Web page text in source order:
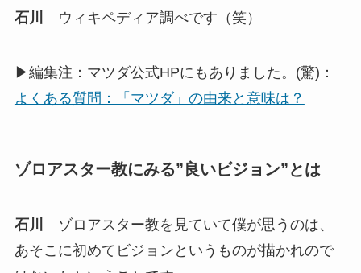
石川 ウィキペディア調べです（笑）
▶︎編集注：マツダ公式HPにもありました。(驚)：
よくある質問：「マツダ」の由来と意味は？
ゾロアスター教にみる”良いビジョン”とは
石川
ゾロアスター教を見ていて僕が思うのは、
あそこに初めてビジョンというものが描かれので